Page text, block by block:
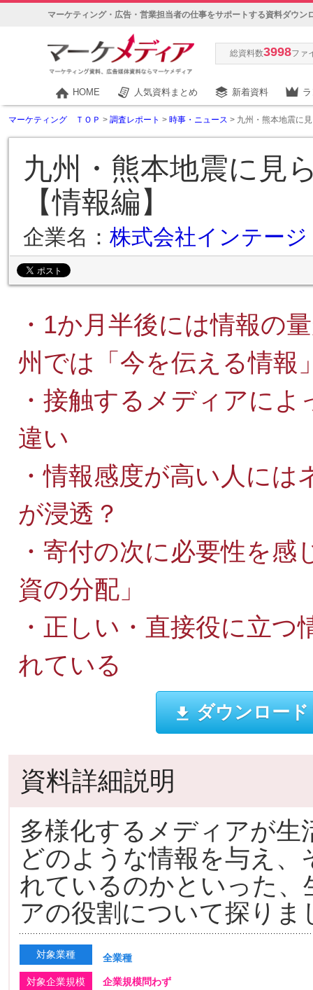
マーケティング・広告・営業担当者の仕事をサポートする資料ダウン
総資料数3998ファ
HOME 人気資料まとめ 新着資料
マーケティング ＴＯＰ > 調査レポート > 時事・ニュース > 九州・熊本地震に
九州・熊本地震に見
【情報編】
企業名： 株式会社インテージ
・1か月半後には情報の
州では「今を伝える情報
・接触するメディアに
違い
・情報感度が高い人に
が浸透？
・寄付の次に必要性を
資の分配」
・正しい・直接役に立
れている
ダウンロー
資料詳細説明
多様化するメディアが
どのような情報を与え
れているのかといった
アの役割について探りま
対象業種 全業種
対象企業規模 企業規模問わず